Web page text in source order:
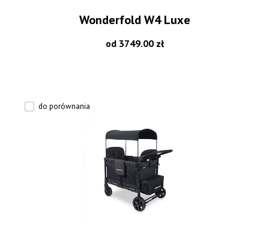
Wonderfold W4 Luxe
od 3749.00 zł
do porównania